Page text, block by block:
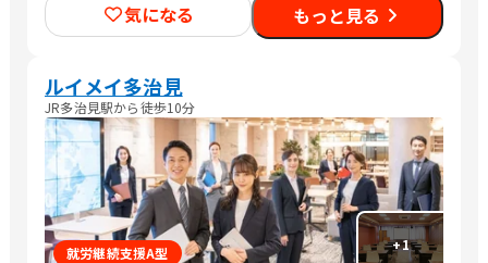
気になる もっと見る
ルイメイ多治見
JR多治見駅から徒歩10分
+1
就労継続支援A型